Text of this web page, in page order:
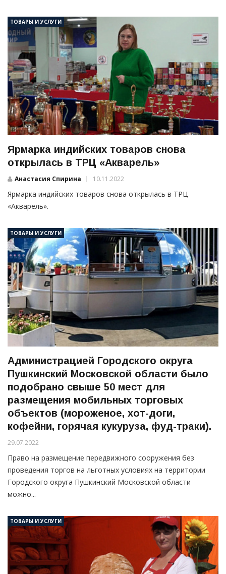
ТОВАРЫ И УСЛУГИ
Ярмарка индийских товаров снова
открылась в ТРЦ «Акварель»
Анастасия Спирина 10.11.2022
Ярмарка индийских товаров снова открылась в ТРЦ
«Акварель».
ТОВАРЫ И УСЛУГИ
Администрацией Городского округа
Пушкинский Московской области было
подобрано свыше 50 мест для
размещения мобильных торговых
объектов (мороженое, хот-доги,
кофейни, горячая кукуруза, фуд-траки).
29.07.2022
Право на размещение передвижного сооружения без
проведения торгов на льготных условиях на территории
Городского округа Пушкинский Московской области
можно...
ТОВАРЫ И УСЛУГИ